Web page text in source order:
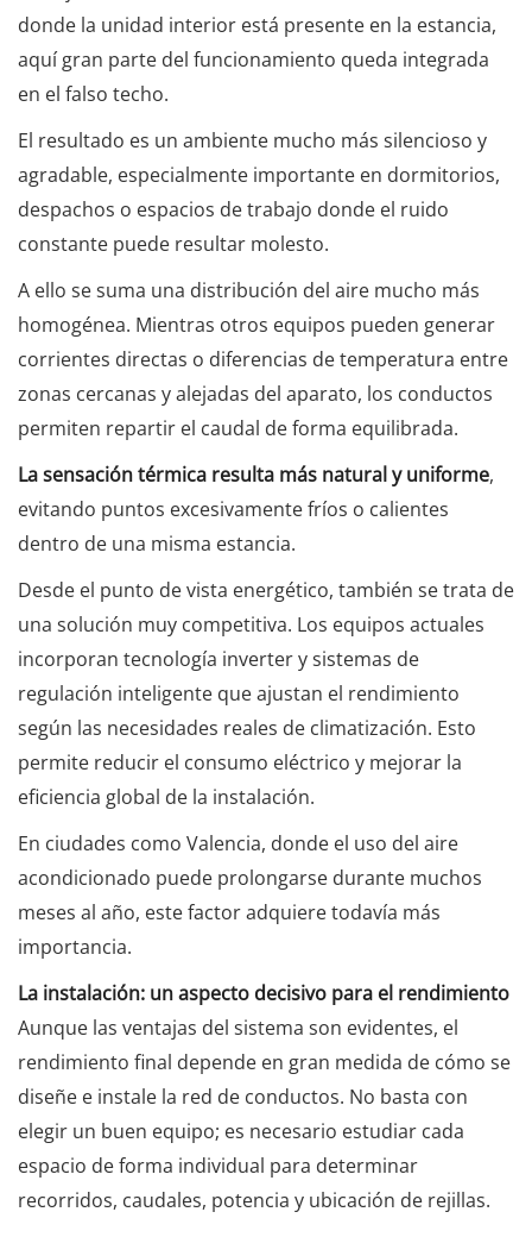
donde la unidad interior está presente en la estancia,
aquí gran parte del funcionamiento queda integrada
en el falso techo.
El resultado es un ambiente mucho más silencioso y
agradable, especialmente importante en dormitorios,
despachos o espacios de trabajo donde el ruido
constante puede resultar molesto.
A ello se suma una distribución del aire mucho más
homogénea. Mientras otros equipos pueden generar
corrientes directas o diferencias de temperatura entre
zonas cercanas y alejadas del aparato, los conductos
permiten repartir el caudal de forma equilibrada.
La sensación térmica resulta más natural y uniforme,
evitando puntos excesivamente fríos o calientes
dentro de una misma estancia.
Desde el punto de vista energético, también se trata de
una solución muy competitiva. Los equipos actuales
incorporan tecnología inverter y sistemas de
regulación inteligente que ajustan el rendimiento
según las necesidades reales de climatización. Esto
permite reducir el consumo eléctrico y mejorar la
eficiencia global de la instalación.
En ciudades como Valencia, donde el uso del aire
acondicionado puede prolongarse durante muchos
meses al año, este factor adquiere todavía más
importancia.
La instalación: un aspecto decisivo para el rendimiento
Aunque las ventajas del sistema son evidentes, el
rendimiento final depende en gran medida de cómo se
diseñe e instale la red de conductos. No basta con
elegir un buen equipo; es necesario estudiar cada
espacio de forma individual para determinar
recorridos, caudales, potencia y ubicación de rejillas.